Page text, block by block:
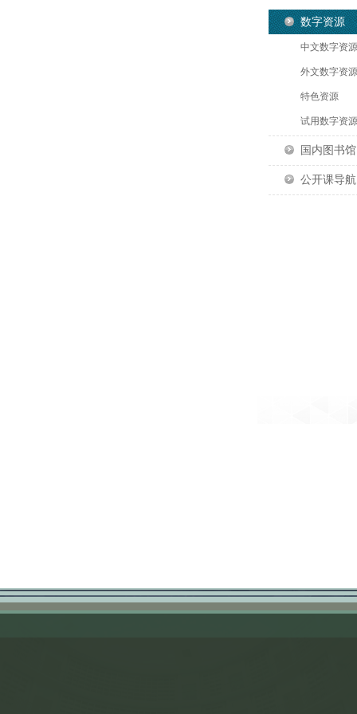
数字资源
中文数字资源
外文数字资源
特色资源
试用数字资源
国内图书馆
公开课导航